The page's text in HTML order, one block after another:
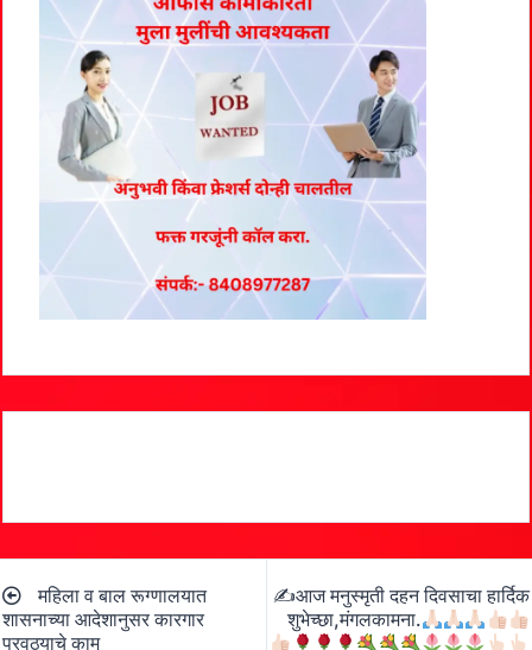
navigation
महिला व बाल रूग्णालयात
शासनाच्या आदेशानुसर कारगार
पुरवठ्याचे काम
✍आज मनुस्मृती दहन दिवसाचा हार्दिक
शुभेच्छा,मंगलकामना.